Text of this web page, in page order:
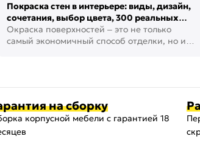
Покраска стен в интерьере: виды, дизайн,
сочетания, выбор цвета, 300 реальных
фото
Окраска поверхностей – это не только
самый экономичный способ отделки, но и
на сборку
корпусной мебели с гарантией 18